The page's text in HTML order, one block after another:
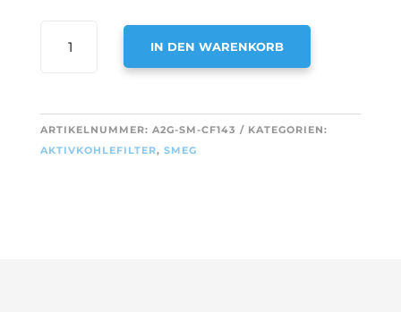
AKTIVKOHLEFILTER
KITFC900
MIT
FILTERHALTER
IN DEN WARENKORB
T
E
ARTIKELNUMMER: A2G-SM-CF143
KATEGORIEN:
AKTIVKOHLEFILTER, SMEG